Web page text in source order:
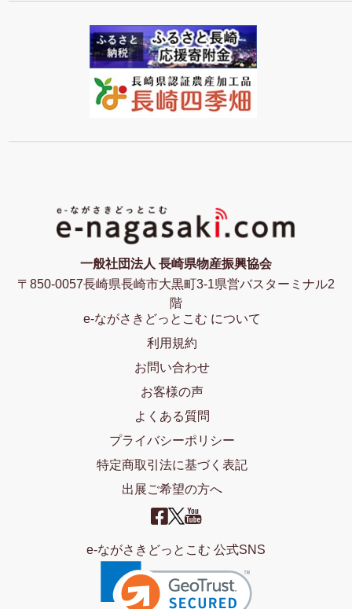
一般社団法人 長崎県物産振興協会
〒850-0057長崎県長崎市大黒町3-1県営バスターミナル2
階
e-ながさきどっとこむ について
利用規約
お問い合わせ
お客様の声
よくある質問
プライバシーポリシー
特定商取引法に基づく表記
出展ご希望の方へ
e-ながさきどっとこむ 公式SNS